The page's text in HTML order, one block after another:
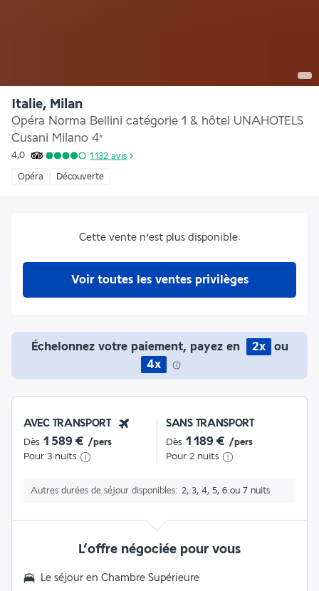
Italie, Milan
Opéra Norma Bellini catégorie 1 & hôtel UNAHOTELS
Cusani Milano 4*
4,0 1 132 avis
Opéra Découverte
Cette vente n’est plus disponible.
Voir toutes les ventes privilèges
Échelonnez votre paiement, payez en 2x
ou
4x
AVEC TRANSPORT
Dès 1 589 € /pers
Pour 3 nuits
SANS TRANSPORT
Dès 1 189 € /pers
Pour 2 nuits
Autres durées de séjour disponibles 2, 3, 4, 5, 6 ou 7 nuits
L’offre négociée pour vous
Le séjour en Chambre Supérieure